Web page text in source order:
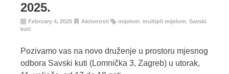
2025.
February 4, 2025 Aktivnosti mijelom multipli mijelom Savski
kuti
Pozivamo vas na novo druženje u prostoru mjesnog
odbora Savski kuti (Lomnička 3, Zagreb) u utorak,